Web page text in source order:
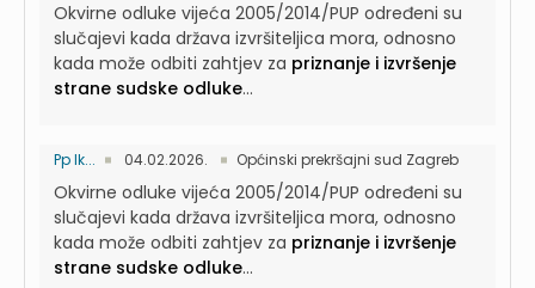
Okvirne odluke vijeća 2005/2014/PUP određeni su
slučajevi kada država izvršiteljica mora, odnosno
kada može odbiti zahtjev za priznanje i izvršenje
strane sudske odluke...
Pp Ik... 04.02.2026. Općinski prekršajni sud Zagreb
Okvirne odluke vijeća 2005/2014/PUP određeni su
slučajevi kada država izvršiteljica mora, odnosno
kada može odbiti zahtjev za priznanje i izvršenje
strane sudske odluke...